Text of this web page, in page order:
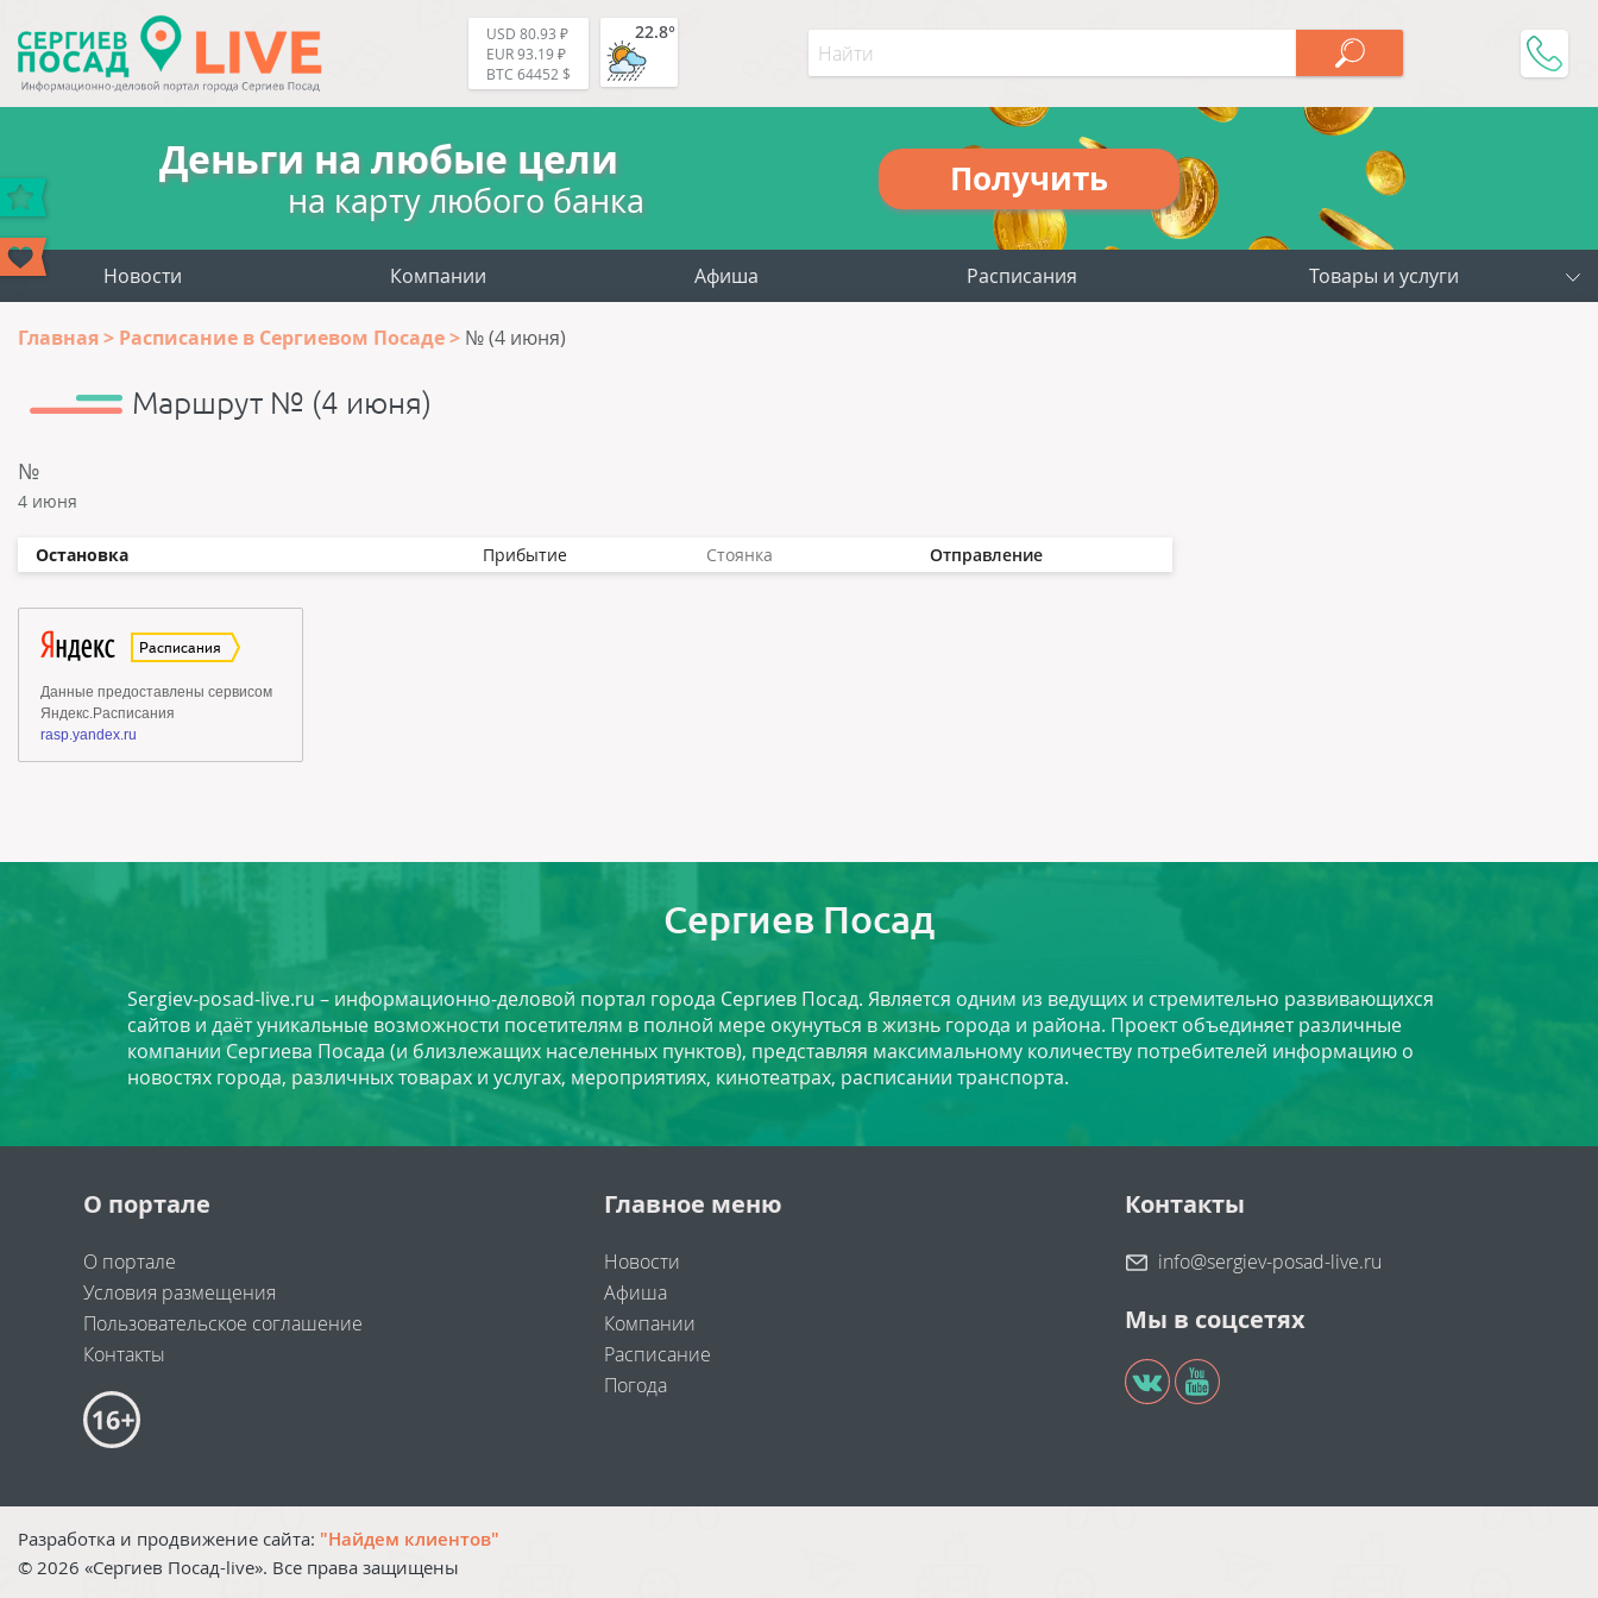
USD 80.93 ₽
EUR 93.19 ₽
BTC 64452 $
22.8°
Деньги на любые цели
на карту любого банка
Получить
Новости Компании Афиша Расписания Товары и услуги
Главная Расписание в Сергиевом Посаде № (4 июня)
Маршрут № (4 июня)
№
4 июня
Остановка Прибытие Стоянка Отправление
Сергиев Посад
Sergiev-posad-live.ru – информационно-деловой портал города Сергиев Посад. Является одним из ведущих и стремительно развивающихся
сайтов и даёт уникальные возможности посетителям в полной мере окунуться в жизнь города и района. Проект объединяет различные
компании Сергиева Посада (и близлежащих населенных пунктов), представляя максимальному количеству потребителей информацию о
новостях города, различных товарах и услугах, мероприятиях, кинотеатрах, расписании транспорта.
О портале
О портале
Условия размещения
Пользовательское соглашение
Контакты
Главное меню
Новости
Афиша
Компании
Расписание
Погода
Контакты
info@sergiev-posad-live.ru
Мы в соцсетях
Разработка и продвижение сайта: "Найдем клиентов"
© 2026 «Сергиев Посад-live». Все права защищены